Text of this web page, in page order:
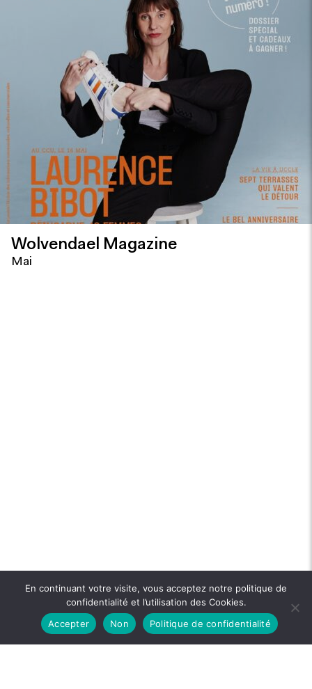
Wolvendael Magazine
Mai
En continuant votre visite, vous acceptez notre politique de
confidentialité et l’utilisation des Cookies.
Accepter
Non Politique de confidentialité